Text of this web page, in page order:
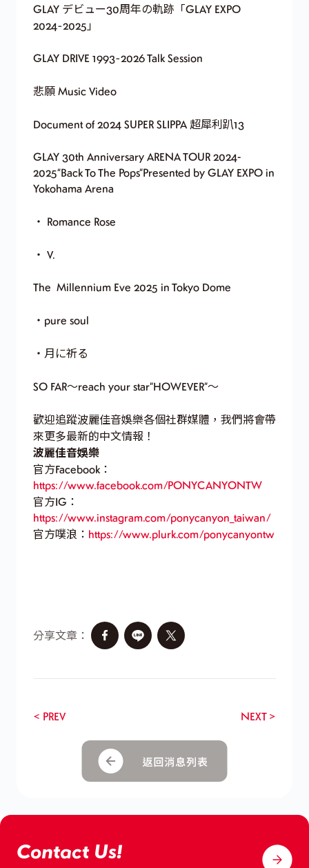
GLAY デビュー30周年の軌跡「GLAY EXPO
2024~2025」
GLAY DRIVE 1993~2026 Talk Session
悲願 Music Video
Document of 2024 SUPER SLIPPA 超犀利趴13
GLAY 30th Anniversary ARENA TOUR 2024-
2025“Back To The Pops”Presented by GLAY EXPO in
Yokohama Arena
・ Romance Rose
・ V.
The Millennium Eve 2025 in Tokyo Dome
・pure soul
・月に祈る
SO FAR〜reach your star”HOWEVER”〜
歡迎追蹤波麗佳音娛樂各個社群媒體，我們將會帶
來更多最新的中文情報！
波麗佳音娛樂
官方Facebook：
https://www.facebook.com/PONYCANYONTW
官方IG：
https://www.instagram.com/ponycanyon_taiwan/
官方噗浪： https://www.plurk.com/ponycanyontw
分享文章：
< PREV NEXT >
Contact Us!